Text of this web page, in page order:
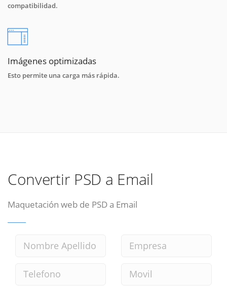
compatibilidad.
Imágenes optimizadas
Esto permite una carga más rápida.
Convertir PSD a Email
Maquetación web de PSD a Email